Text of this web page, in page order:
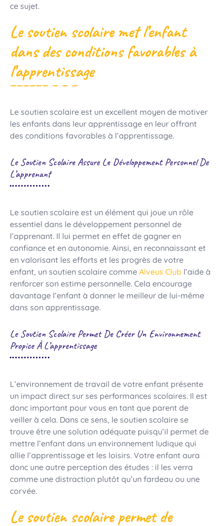
ce sujet.
Le soutien scolaire met l’enfant
dans des conditions favorables à
l’apprentissage
Le soutien scolaire est un excellent moyen de motiver
les enfants dans leur apprentissage en leur offrant
des conditions favorables à l’apprentissage.
Le Soutien Scolaire Assure Le Développement Personnel De
L’apprenant
Le soutien scolaire est un élément qui joue un rôle
essentiel dans le développement personnel de
l’apprenant. Il lui permet en effet de gagner en
confiance et en autonomie. Ainsi, en reconnaissant et
en valorisant les efforts et les progrès de votre
enfant, un soutien scolaire comme Alveus Club l’aide à
renforcer son estime personnelle. Cela encourage
davantage l’enfant à donner le meilleur de lui-même
dans son apprentissage.
Le Soutien Scolaire Permet De Créer Un Environnement
Propice À L’apprentissage
L’environnement de travail de votre enfant présente
un impact direct sur ses performances scolaires. Il est
donc important pour vous en tant que parent de
veiller à cela. Dans ce sens, le soutien scolaire se
trouve être une solution adéquate puisqu’il permet de
mettre l’enfant dans un environnement ludique qui
allie l’apprentissage et les loisirs. Votre enfant aura
donc une autre perception des études : il les verra
comme une distraction plutôt qu’un fardeau ou une
corvée.
Le soutien scolaire permet de